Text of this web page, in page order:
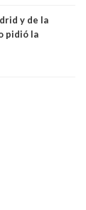
y de la
pidió la
que he